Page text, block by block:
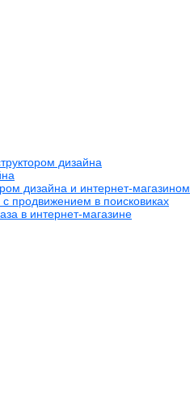
дизайна
дизайна и интернет-магазином
продвижением в поисковиках
в интернет-магазине